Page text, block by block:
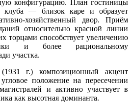
конфигурацию. План гостиницы
клуба — близок каре и образует
хозяйственный двор. Приём
относительно красной линии
торцами способствует увеличению
и более рациональному
участка.
г.) композиционный акцент
положение на пересечении
и активно участвует в
как высотная доминанта.